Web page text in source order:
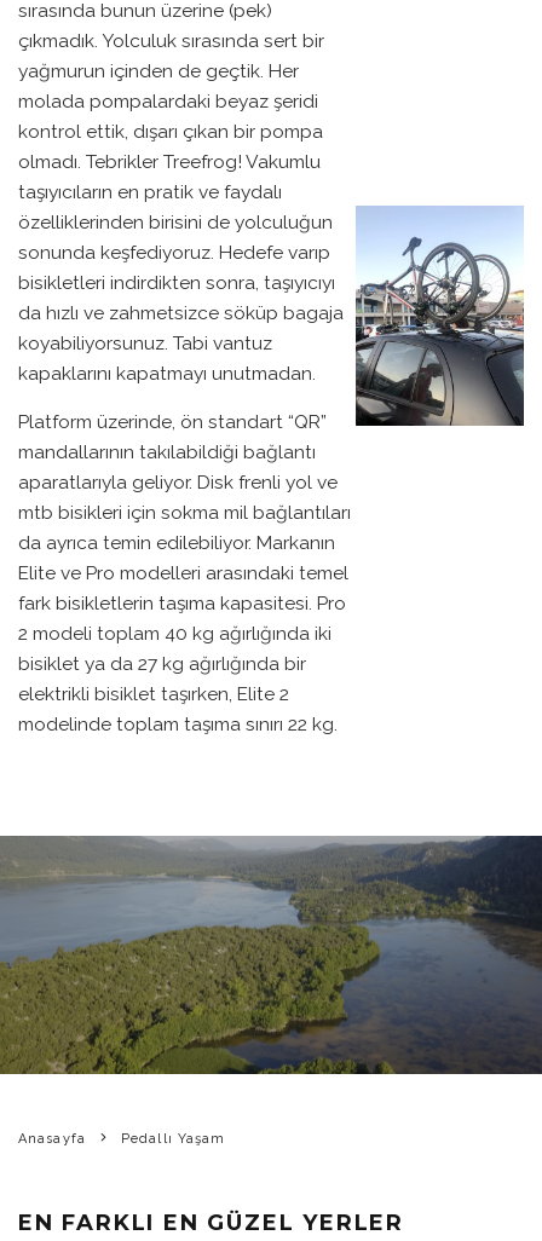
sırasında bunun üzerine (pek)
çıkmadık. Yolculuk sırasında sert bir
yağmurun içinden de geçtik. Her
molada pompalardaki beyaz şeridi
kontrol ettik, dışarı çıkan bir pompa
olmadı. Tebrikler Treefrog! Vakumlu
taşıyıcıların en pratik ve faydalı
özelliklerinden birisini de yolculuğun
sonunda keşfediyoruz. Hedefe varıp
bisikletleri indirdikten sonra, taşıyıcıyı
da hızlı ve zahmetsizce söküp bagaja
koyabiliyorsunuz. Tabi vantuz
kapaklarını kapatmayı unutmadan.
Platform üzerinde, ön standart “QR”
mandallarının takılabildiği bağlantı
aparatlarıyla geliyor. Disk frenli yol ve
mtb bisikleri için sokma mil bağlantıları
da ayrıca temin edilebiliyor. Markanın
Elite ve Pro modelleri arasındaki temel
fark bisikletlerin taşıma kapasitesi. Pro
2 modeli toplam 40 kg ağırlığında iki
bisiklet ya da 27 kg ağırlığında bir
elektrikli bisiklet taşırken, Elite 2
modelinde toplam taşıma sınırı 22 kg.
KOVADA GÖLÜ TURU
BIKEPEDIA · PEDALLI YAŞAM · 27 OCAK 2021
3 DAKIKADA OKU · 0
Anasayfa Pedallı Yaşam
EN FARKLI EN GÜZEL YERLER